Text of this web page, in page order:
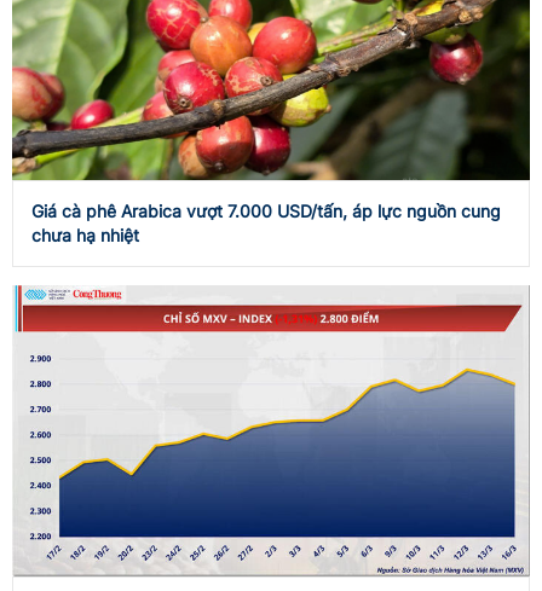
Giá cà phê Arabica vượt 7.000 USD/tấn, áp lực nguồn cung
chưa hạ nhiệt